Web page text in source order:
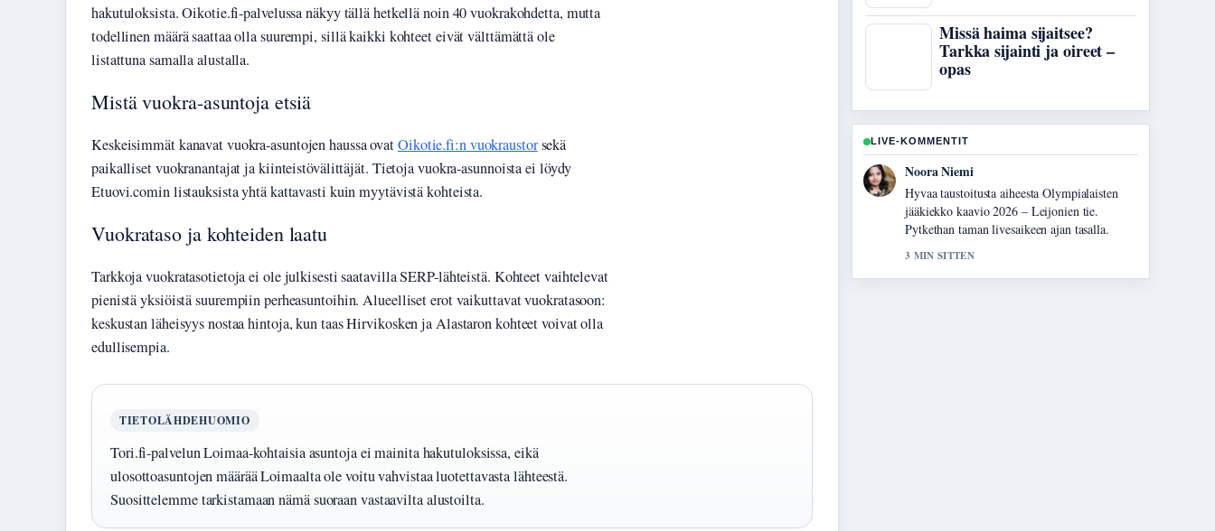
hakutuloksista. Oikotie.fi-palvelussa näkyy tällä hetkellä noin 40 vuokrakohdetta, mutta
todellinen määrä saattaa olla suurempi, sillä kaikki kohteet eivät välttämättä ole
listattuna samalla alustalla.
Mistä vuokra-asuntoja etsiä
Keskeisimmät kanavat vuokra-asuntojen haussa ovatOikotie.fi:n vuokraustorsekä
paikalliset vuokranantajat ja kiinteistövälittäjät. Tietoja vuokra-asunnoista ei löydy
Etuovi.comin listauksista yhtä kattavasti kuin myytävistä kohteista.
Vuokrataso ja kohteiden laatu
Tarkkoja vuokratasotietoja ei ole julkisesti saatavilla SERP-lähteistä. Kohteet vaihtelevat
pienistä yksiöistä suurempiin perheasuntoihin. Alueelliset erot vaikuttavat vuokratasoon:
keskustan läheisyys nostaa hintoja, kun taas Hirvikosken ja Alastaron kohteet voivat olla
edullisempia.
TIETOLÄHDEHUOMIO
Tori.fi-palvelun Loimaa-kohtaisia asuntoja ei mainita hakutuloksissa, eikä
ulosottoasuntojen määrää Loimaalta ole voitu vahvistaa luotettavasta lähteestä.
Suosittelemme tarkistamaan nämä suoraan vastaavilta alustoilta.
Missä haima sijaitsee?
Tarkka sijainti ja oireet –
opas
LIVE-KOMMENTIT
Oskari Lehtinen
Raportointi Johannes Holopainen ja lapset –
onko hänellä...-aiheesta tuntuu luotettavalta ja
helppolukuiselta.
5 MIN SITTEN